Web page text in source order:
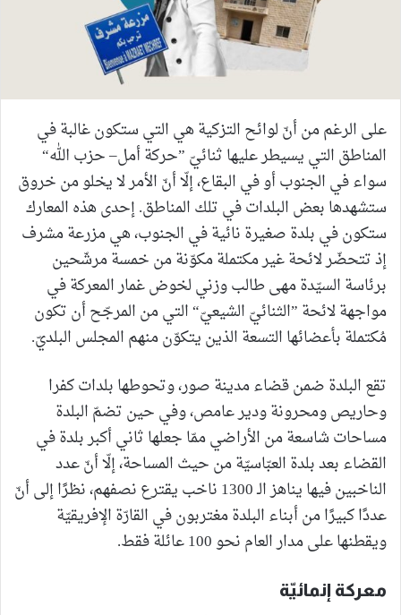
على الرغم من أنّ لوائح التزكية هي التي ستكون غالبة في
المناطق التي يسيطر عليها ثنائيّ ”حركة أمل– حزب الله“
سواء في الجنوب أو في البقاع، إلّا أنّ الأمر لا يخلو من خروق
ستشهدها بعض البلدات في تلك المناطق. إحدى هذه المعارك
ستكون في بلدة صغيرة نائية في الجنوب، هي مزرعة مشرف
إذ تتحضّر لائحة غير مكتملة مكوّنة من خمسة مرشّحين
برئاسة السيّدة مهى طالب وزني لخوض غمار المعركة في
مواجهة لائحة ”الثنائيّ الشيعيّ“ التي من المرجّح أن تكون
مُكتملة بأعضائها التسعة الذين يتكوّن منهم المجلس البلديّ.
تقع البلدة ضمن قضاء مدينة صور، وتحوطها بلدات كفرا
وحاريص ومحرونة ودير عامص، وفي حين تضمّ البلدة
مساحات شاسعة من الأراضي ممّا جعلها ثاني أكبر بلدة في
القضاء بعد بلدة العبّاسيّة من حيث المساحة، إلّا أنّ عدد
الناخبين فيها يناهز الـ 1300 ناخب يقترع نصفهم، نظرًا إلى أنّ
عددًا كبيرًا من أبناء البلدة مغتربون في القارّة الإفريقيّة
ويقطنها على مدار العام نحو 100 عائلة فقط.
معركة إنمائيّة